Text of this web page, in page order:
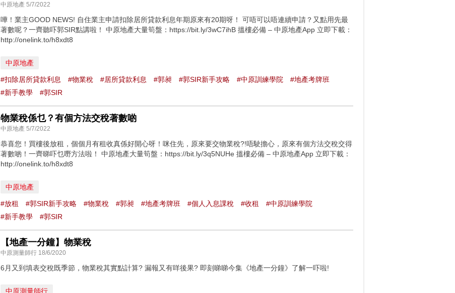
中原地產 5/7/2022
嘩！業主GOOD NEWS! 自住業主申請扣除居所貸款利息年期原來有20期呀！ 可唔可以唔連續申請？又點用先最
著數呢？一齊聽吓郭SIR點講啦！ 中原地產大量筍盤：https://bit.ly/3wC7ihB 搵樓必備 – 中原地產App 立即下載：
http://onelink.to/h8xdt8
中原地產
#扣除居所貸款利息 #物業稅 #居所貸款利息 #郭昶 #郭SIR新手攻略 #中原訓練學院
#地產考牌班
#新手教學
#郭SIR
物業稅係乜？有個方法交稅著數啲
中原地產 5/7/2022
恭喜您！買樓後放租，個個月有租收真係好開心呀！咪住先，原來要交物業稅?!唔駛擔心，原來有個方法交稅交得
著數啲！一齊睇吓乜嘢方法啦！ 中原地產大量筍盤：https://bit.ly/3q5NUHe 搵樓必備 – 中原地產App 立即下載：
http://onelink.to/h8xdt8
中原地產
#放租 #郭SIR新手攻略 #物業稅 #郭昶 #地產考牌班 #個人入息課稅 #收租
#中原訓練學院
#新手教學
#郭SIR
【地產一分鐘】物業稅
中原測量師行 18/6/2020
6月又到填表交稅既季節，物業稅其實點計算? 漏報又有咩後果? 即刻睇睇今集《地產一分鐘》了解一吓啦!
中原測量師行